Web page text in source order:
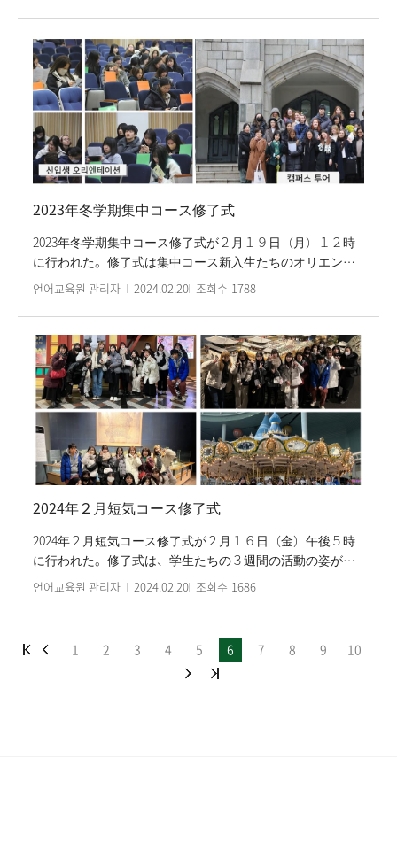
タイ トリアムウドムスクサ高校委託コースも開講される予
定である。春学期集中コース開講式は各クラスで進行さ
れ、新入生を対象とするオリエンテーションとキャンパス
ツアーは開講の初日に進行された。特に、今学期には梨花
女子学部と大学院進学予定で政府招請奨学生３６人も集中
コースで韓国語を勉強する。梨花女子言語教育院集中コー
スには韓国語研修学生のための放課後文化活動とダンス・
探訪サークルなど多様な文化活動も提供している。春学期
集中コースは２０２４年５月２１日（火）に終了する。
2023年冬学期集中コース修了式
2023年冬学期集中コース修了式が２月１９日（月）１２時
に行われた。修了式は集中コース新入生たちのオリエンテ
ーション及びキャンパスツアー様子、代３０回外国人韓国
活動の姿が込めらせた動画を視聴し、優等証書と修了書を
授与した。６級の卒業たちには卒業証書と卒業記念品も差
し上げた。続いて、終了の感想と今後の計画を共有しなが
ら修了式を終えた。学生たちは一学期の間一緒に勉強した
級友と修了のお祝いを交わし、先生に感謝の思いを届けて
暖かい春学期にまた会うことを祈った。２０２４年春学期
集中コースは３月７日（木）に開講される。
언어교육원 관리자 2024.02.20 조회수 1788
2024年２月短気コース修了式
2024年２月短気コース修了式が２月１６日（金）午後５時
に行われた。修了式は、学生たちの３週間の活動の姿が込
めた動画の視聴、優等証書と修了証授与、そして終了のお
コースには韓国文化活動で、‘ロッテワールド探訪（必須）
と’乱打講演観覧（選択）‘を進行したが、学生たちの評判が
続いた。２月短気コースは３週間韓国語と韓国文化授業を
するプログラムで、休みか休暇を利用して短期間韓国語を
언어교육원 관리자 2024.02.20 조회수 1686
1 2 3 4 5 6 7 8 9 10